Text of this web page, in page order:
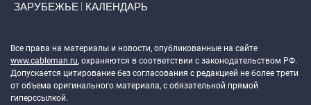
ЗАРУБЕЖЬЕ КАЛЕНДАРЬ
Все права на материалы и новости, опубликованные на сайте
www.cableman.ru, охраняются в соответствии с законодательством РФ.
Допускается цитирование без согласования с редакцией не более трети
от объема оригинального материала, с обязательной прямой
гиперссылкой.